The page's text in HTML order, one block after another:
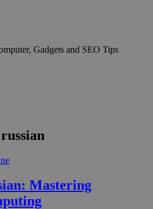
Gadgets and SEO Tips
Mastering